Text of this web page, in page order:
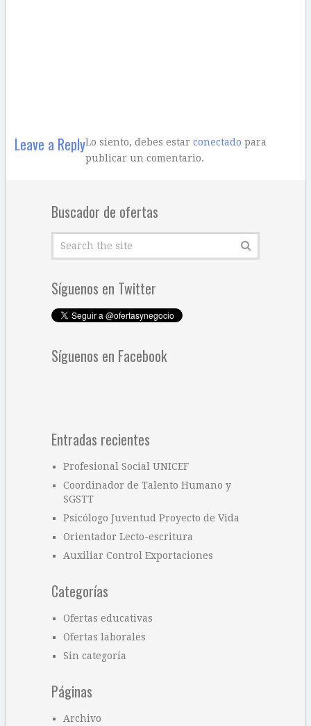
Leave a ReplyLo siento, debes estar conectado para
publicar un comentario.
Buscador de ofertas
Síguenos en Twitter
Síguenos en Facebook
Entradas recientes
Profesional Social UNICEF
Coordinador de Talento Humano y
SGSTT
Psicólogo Juventud Proyecto de Vida
Orientador Lecto-escritura
Auxiliar Control Exportaciones
Categorías
Ofertas educativas
Ofertas laborales
Sin categoría
Páginas
Archivo